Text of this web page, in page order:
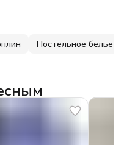
Постельное бельё